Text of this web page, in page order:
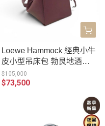
Loewe Hammock 經典小牛
皮小型吊床包 勃艮地酒紅
色
$105,000
$73,500